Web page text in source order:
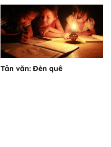
Tản văn: Đèn quê